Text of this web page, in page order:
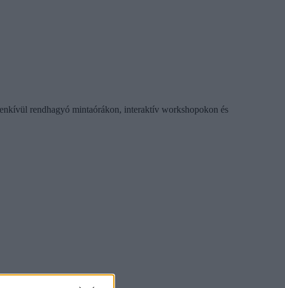
rendhagyó mintaórákon, interaktív workshopokon és